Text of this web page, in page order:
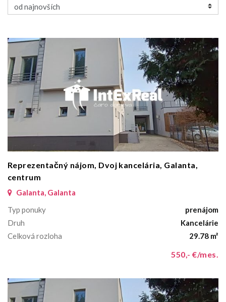
Reprezentačný nájom, Dvoj kancelária, Galanta,
centrum
Galanta, Galanta
Typ ponuky
prenájom
Druh
Kancelárie
Celková rozloha
29.78 m²
550,- €/mes.